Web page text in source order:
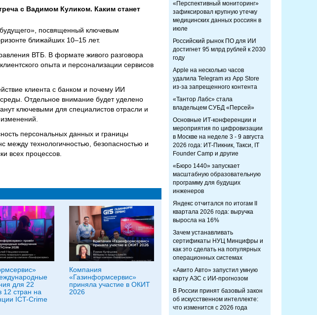
с Вадимом Куликом. Каким станет
посвященный ключевым
ближайших 10–15 лет.
ВТБ. В формате живого разговора
опыта и персонализации сервисов
клиента с банком и почему ИИ
Отдельное внимание будет уделено
ключевыми для специалистов отрасли и
персональных данных и границы
между технологичностью, безопасностью и
всех процессов.
для 22
12 стран на
ICT-Crime
Компания
«Газинформсервис»
приняла участие в ОКИТ
2026
«Перспективный мониторинг»
зафиксировал крупную утечку
медицинских данных россиян в
июле
Российский рынок ПО для ИИ
достигнет 95 млрд рублей к 2030
году
Apple на несколько часов
удалила Telegram из App Store
из-за запрещенного контента
«Тантор Лабс» стала
владельцем СУБД «Персей»
Основные ИТ-конференции и
мероприятия по цифровизации
в Москве на неделе 3 - 9 августа
2026 года: ИТ-Пикник, Такси, IT
Founder Camp и другие
«Бюро 1440» запускает
масштабную образовательную
программу для будущих
инженеров
Яндекс отчитался по итогам II
квартала 2026 года: выручка
выросла на 16%
Зачем устанавливать
сертификаты НУЦ Минцифры и
как это сделать на популярных
операционных системах
«Авито Авто» запустил умную
карту АЗС с ИИ-прогнозом
В России принят базовый закон
об искусственном интеллекте:
что изменится с 2026 года